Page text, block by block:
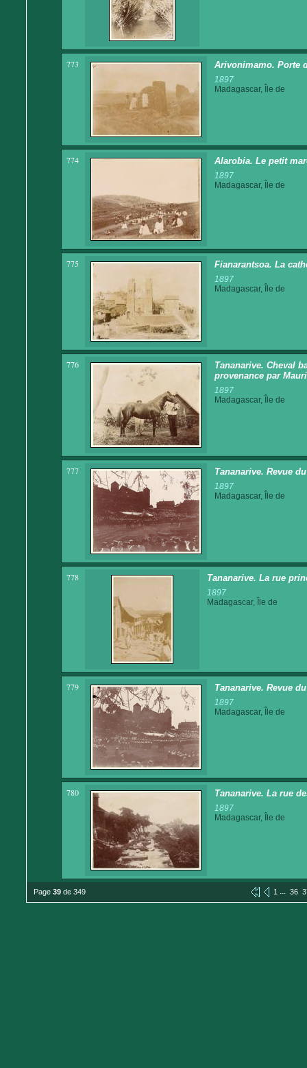
773 Arivonimamo. Porte
1897
Madagascar, Île de
774 Alarobia. Le petit
1897
Madagascar, Île de
775 Fianarantsoa. La
1897
Madagascar, Île de
776
Tananarive. Cheval
provenance par
1897
Madagascar, Île de
777 Tananarive. Revue
1897
Madagascar, Île de
778 Tananarive. La rue
1897
Madagascar, Île de
779 Tananarive. Revue
1897
Madagascar, Île de
780 Tananarive. La rue
1897
Madagascar, Île de
Page 39 de 349 1 ... 36